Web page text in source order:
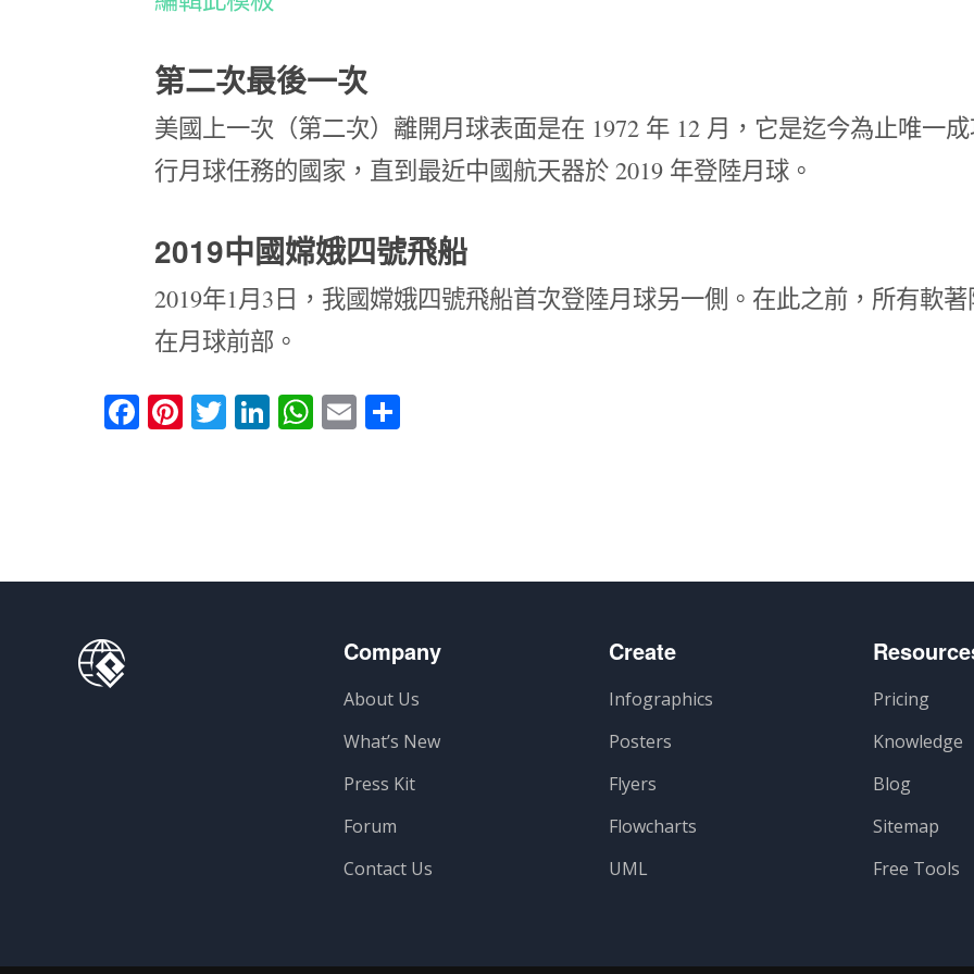
第二次最後一次
美國上一次（第二次）離開月球表面是在 1972 年 12 月，它是迄今為止唯一
行月球任務的國家，直到最近中國航天器於 2019 年登陸月球。
2019中國嫦娥四號飛船
2019年1月3日，我國嫦娥四號飛船首次登陸月球另一側。在此之前，所有軟
在月球前部。
Facebook
Pinterest
Twitter
LinkedIn
WhatsApp
Email
Company
About Us
What’s New
Press Kit
Forum
Contact Us
Create
Infographics
Posters
Flyers
Flowcharts
UML
Pricing
Knowledge
Blog
Sitemap
Free Tools